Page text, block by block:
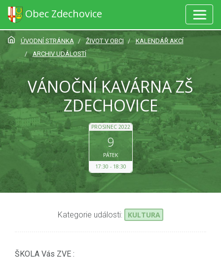
Obec Zdechovice
ÚVODNÍ STRÁNKA ŽIVOT V OBCI
KALENDÁŘ AKCÍ
ARCHIV UDÁLOSTÍ
VÁNOČNÍ KAVÁRNA ZŠ
ZDECHOVICE
PROSINEC 2022
9
PÁTEK
17:30
18:30
Kategorie události: KULTURA
ŠKOLA Vás ZVE :